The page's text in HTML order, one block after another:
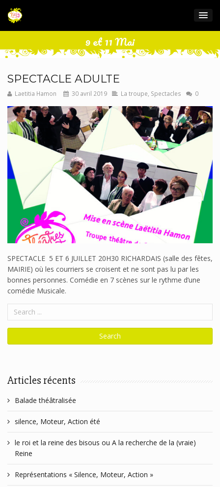
9 et 11 Mai
SPECTACLE ADULTE
Laetitia Hamon 30 avril 2019 La troupe Spectacles 0
SPECTACLE 5 ET 6 JUILLET 20H30 RICHARDAIS (salle des fêtes,
MAIRIE) où les courriers se croisent et ne sont pas lu par les
bonnes personnes. Comédie en 7 scènes sur le rythme d’une
comédie Musicale.
Articles récents
Balade théâtralisée
silence, Moteur, Action été
le roi et la reine des bisous ou A la recherche de la (vraie)
Reine
Représentations « Silence, Moteur, Action »